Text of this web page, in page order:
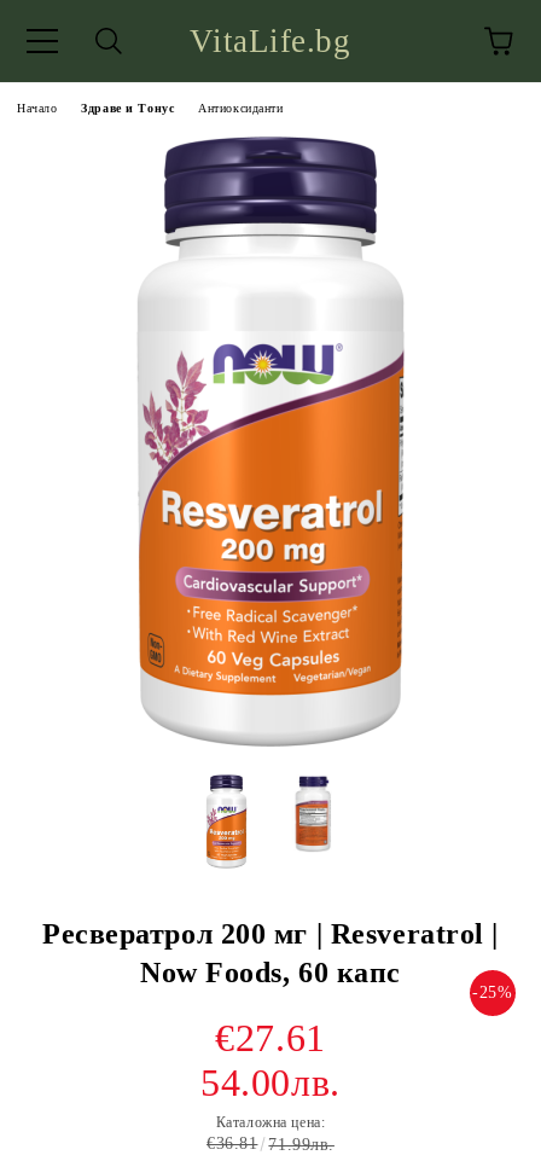
VitaLife.bg
Начало Здраве и Тонус Антиоксиданти
Ресвератрол 200 мг | Resveratrol |
Now Foods, 60 капс
-25%
€27.61
54.00лв.
Каталожна цена:
€36.81 71.99лв.